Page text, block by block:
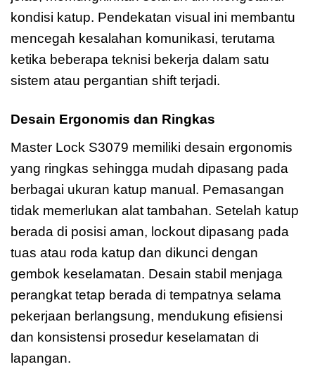
kondisi katup. Pendekatan visual ini membantu
mencegah kesalahan komunikasi, terutama
ketika beberapa teknisi bekerja dalam satu
sistem atau pergantian shift terjadi.
Desain Ergonomis dan Ringkas
Master Lock S3079 memiliki desain ergonomis
yang ringkas sehingga mudah dipasang pada
berbagai ukuran katup manual. Pemasangan
tidak memerlukan alat tambahan. Setelah katup
berada di posisi aman, lockout dipasang pada
tuas atau roda katup dan dikunci dengan
gembok keselamatan. Desain stabil menjaga
perangkat tetap berada di tempatnya selama
pekerjaan berlangsung, mendukung efisiensi
dan konsistensi prosedur keselamatan di
lapangan.